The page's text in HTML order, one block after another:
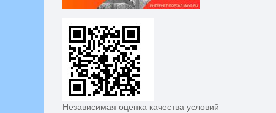
Независимая оценка качества условий